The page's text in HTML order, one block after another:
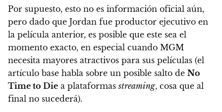
Por supuesto, esto no es información oficial aún,
pero dado que Jordan fue productor ejecutivo en
la película anterior, es posible que este sea el
momento exacto, en especial cuando MGM
necesita mayores atractivos para sus películas (el
artículo base habla sobre un posible salto de No
Time to Die a plataformasstreaming, cosa que al
final no sucederá).